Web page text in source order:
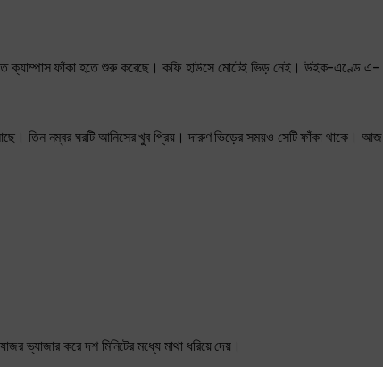
ক্যাম্পাস ফাঁকা হতে শুরু করেছে। কফি হাউসে মোটেই ভিড় নেই। উইক-এণ্ডে এ-
তিন নম্বর ঘরটি আনিসের খুব প্রিয়। দারুণ ভিড়ের সময়ও সেটি ফাঁকা থাকে। আজ
ভ্যাজার করে দশ মিনিটের মধ্যে মাথা ধরিয়ে দেয়।